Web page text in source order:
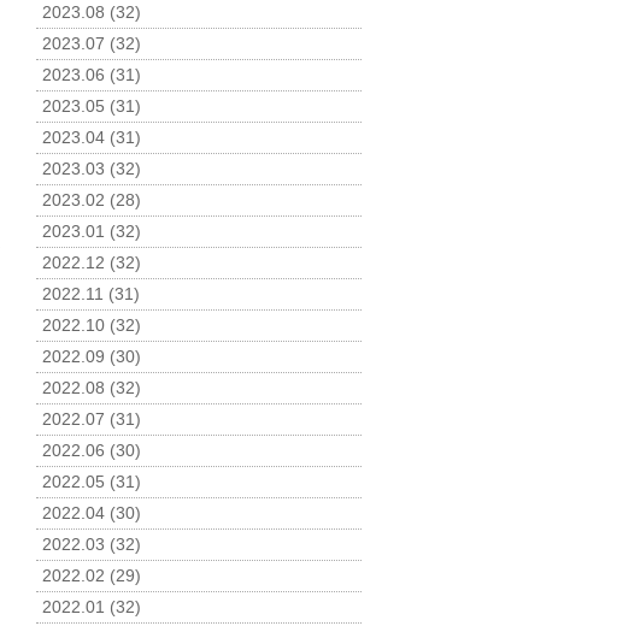
2023.08 (32)
2023.07 (32)
2023.06 (31)
2023.05 (31)
2023.04 (31)
2023.03 (32)
2023.02 (28)
2023.01 (32)
2022.12 (32)
2022.11 (31)
2022.10 (32)
2022.09 (30)
2022.08 (32)
2022.07 (31)
2022.06 (30)
2022.05 (31)
2022.04 (30)
2022.03 (32)
2022.02 (29)
2022.01 (32)